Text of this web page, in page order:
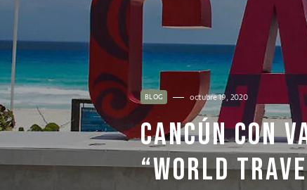
BLOG octubre 19, 2020
CANCÚN CON
“WORLD